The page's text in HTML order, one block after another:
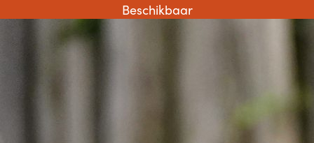
Beschikbaar